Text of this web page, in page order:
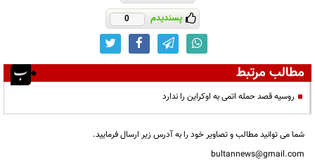
پسندیدم 0
مطالب مرتبط
روسیه قصد حمله اتمی به اوکراین را ندارد
شما می توانید مطالب و تصاویر خود را به آدرس زیر ارسال فرمایید.
bultannews@gmail.com